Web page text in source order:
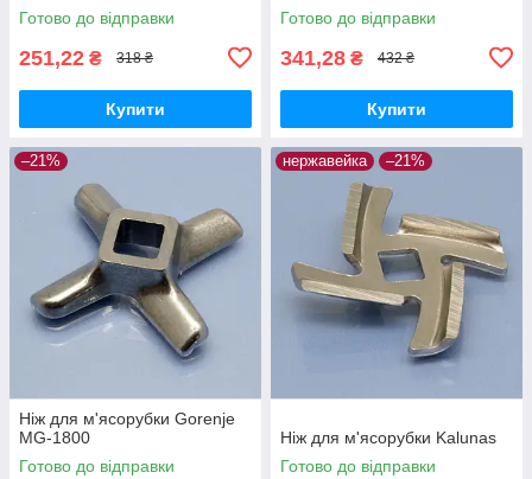
Готово до відправки
251,22 ₴ 318 ₴
Купити
Готово до відправки
341,28 ₴ 432 ₴
Купити
–21%
Ніж для м'ясорубки Gorenje
MG-1800
Готово до відправки
нержавейка –21%
Ніж для м'ясорубки Kalunas
Готово до відправки